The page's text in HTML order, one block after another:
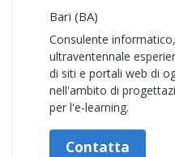
Bari (BA)
Consulente
ultraventennale
di siti e portali web di
nell'ambito di
per l'e-learning.
Contatta